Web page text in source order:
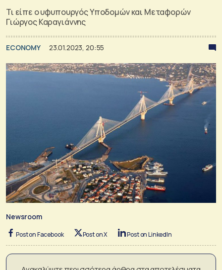
Τι είπε ο υφυπουργός Υποδομών και Μεταφορών
Γιώργος Καραγιάννης
ECONOMY 23.01.2023, 20:55
Newsroom
Post on Facebook Post on X Post on LinkedIn